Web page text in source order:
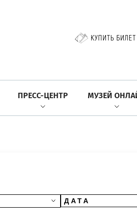
КУПИТЬ БИЛЕТ
ПРЕСС-ЦЕНТР МУЗЕЙ